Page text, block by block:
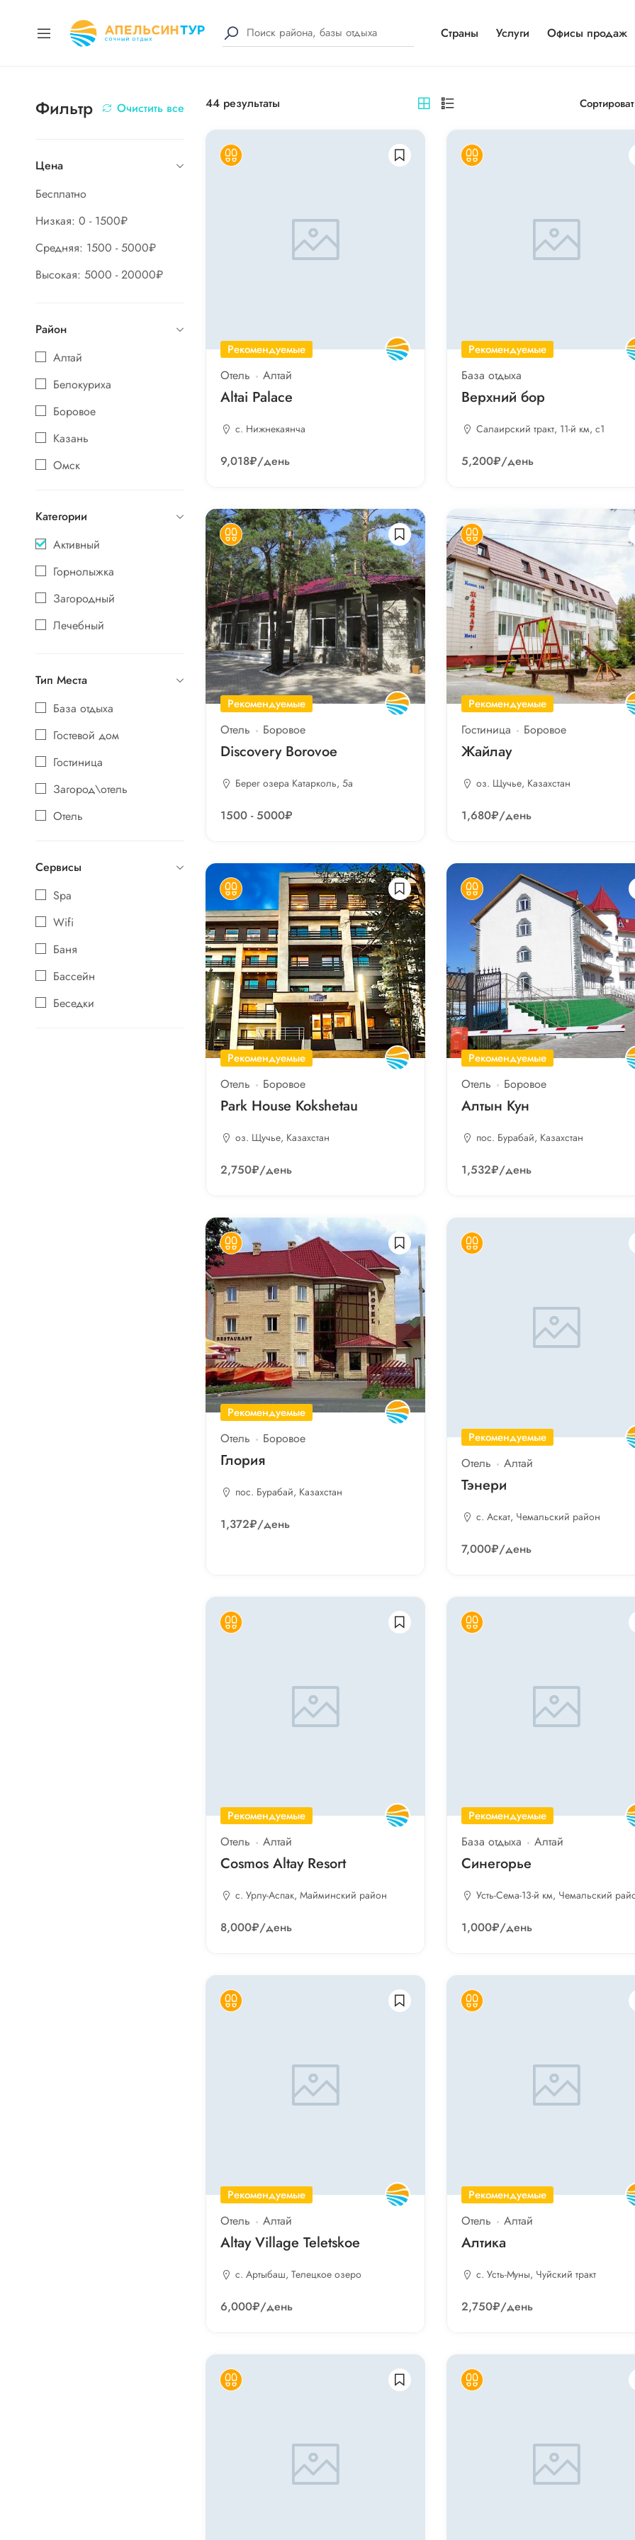
Страны Услуги Офисы продаж
Очистить все
Фильтр
Цена
Бесплатно
Низкая: 0 - 1500₽
Средняя: 1500 - 5000₽
Высокая: 5000 - 20000₽
Район
Алтай
Белокуриха
Боровое
Казань
Омск
Яровое
Категории
Активный
Горнолыжка
Загородный
Лечебный
Тип Места
База отдыха
Гостевой дом
Гостиница
Загород\отель
Отель
Туркомплекс
Эко-клуб
Сервисы
Spa
Wifi
Баня
Бассейн
Беседки
44 результаты
Рекомендуемые
Отель Алтай
Altai Palace
с. Нижнекаянча
9,018₽/день
Рекомендуемые
База отдыха
Верхний бор
Салаирский тракт, 11-й км, с1
5,200₽/день
Рекомендуемые
Отель Боровое
Discovery Borovoе
Берег озера Катарколь, 5а
1500 - 5000₽
Рекомендуемые
Гостиница Боровое
Жайлау
оз. Щучье, Казахстан
1,680₽/день
Рекомендуемые
Отель Боровое
Park House Kokshetau
оз. Щучье, Казахстан
2,750₽/день
Рекомендуемые
Отель Боровое
Алтын Кун
пос. Бурабай, Казахстан
1,532₽/день
Рекомендуемые
Отель Боровое
Глория
пос. Бурабай, Казахстан
1,372₽/день
Рекомендуемые
Отель Алтай
Тэнери
с. Аскат, Чемальский район
7,000₽/день
Рекомендуемые
Отель Алтай
Cosmos Altay Resort
с. Урлу-Аспак, Майминский район
8,000₽/день
Рекомендуемые
База отдыха Алтай
Синегорье
Усть-Сема-13-й км, Чемальский
1,000₽/день
Рекомендуемые
Отель Алтай
Altay Village Teletskoe
с. Артыбаш, Телецкое озеро
6,000₽/день
Рекомендуемые
Отель Алтай
Алтика
с. Усть-Муны, Чуйский тракт
2,750₽/день